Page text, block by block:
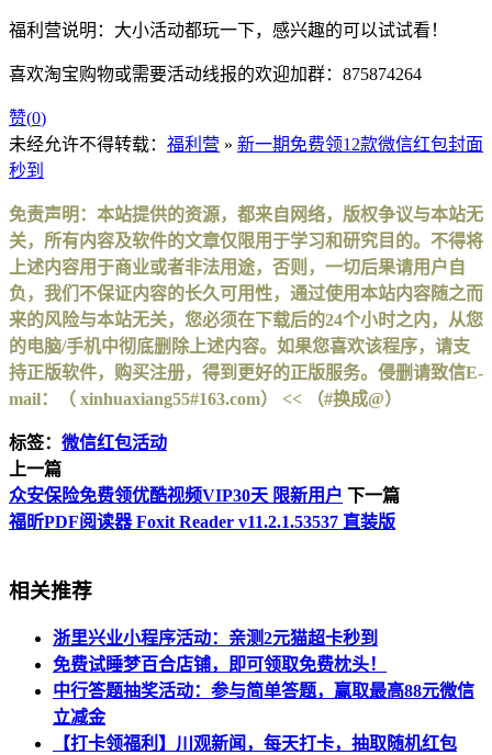
福利营说明：大小活动都玩一下，感兴趣的可以试试看！
喜欢淘宝购物或需要活动线报的欢迎加群：875874264
赞(0)
未经允许不得转载： 福利营 » 新一期免费领12款微信红包封面
秒到
免责声明：本站提供的资源，都来自网络，版权争议与本站无
关，所有内容及软件的文章仅限用于学习和研究目的。不得将
上述内容用于商业或者非法用途，否则，一切后果请用户自
负，我们不保证内容的长久可用性，通过使用本站内容随之而
来的风险与本站无关，您必须在下载后的24个小时之内，从您
的电脑/手机中彻底删除上述内容。如果您喜欢该程序，请支
持正版软件，购买注册，得到更好的正版服务。侵删请致信E-
mail：（ xinhuaxiang55#163.com） << （#换成@）
标签： 微信红包活动
上一篇
众安保险免费领优酷视频VIP30天 限新用户 下一篇
福昕PDF阅读器 Foxit Reader v11.2.1.53537 直装版
相关推荐
浙里兴业小程序活动：亲测2元猫超卡秒到
免费试睡梦百合店铺，即可领取免费枕头！
中行答题抽奖活动：参与简单答题，赢取最高88元微信
立减金
【打卡领福利】川观新闻，每天打卡，抽取随机红包